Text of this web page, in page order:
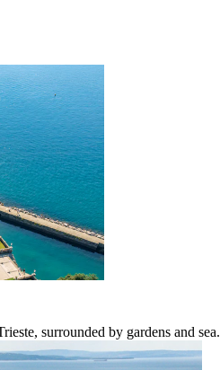
surrounded by gardens and sea.